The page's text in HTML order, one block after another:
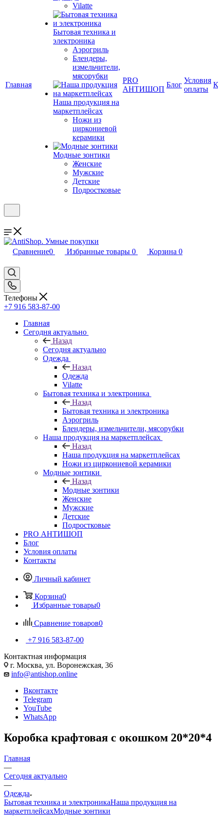
Главная
Vilatte
Бытовая техника и
электроника
Аэрогриль
Блендеры,
измельчители,
мясорубки
Наша продукция на
маркетплейсах
Ножи из
циркониевой
керамики
Модные зонтики
Женские
Мужские
Детские
Подростковые
PRO
АНТИШОП
Блог
Условия
оплаты
Сравнение0 Избранные товары 0 Корзина 0
Телефоны
+7 916 583-87-00
Главная
Сегодня актуально
Назад
Сегодня актуально
Одежда
Назад
Одежда
Vilatte
Бытовая техника и электроника
Назад
Бытовая техника и электроника
Аэрогриль
Блендеры, измельчители, мясорубки
Наша продукция на маркетплейсах
Назад
Наша продукция на маркетплейсах
Ножи из циркониевой керамики
Модные зонтики
Назад
Модные зонтики
Женские
Мужские
Детские
Подростковые
PRO АНТИШОП
Блог
Условия оплаты
Контакты
Личный кабинет
Корзина0
Избранные товары0
Сравнение товаров0
+7 916 583-87-00
Контактная информация
г. Москва, ул. Воронежская, 36
info@antishop.online
Вконтакте
Telegram
YouTube
WhatsApp
Коробка крафтовая с окошком 20*20*4
Главная
—
Сегодня актуально
—
Одежда
Бытовая техника и электроникаНаша продукция на
маркетплейсахМодные зонтики